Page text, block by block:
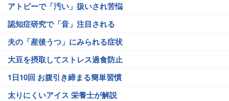
アトピーで「汚い」扱いされ苦悩
認知症研究で「音」注目される
夫の「産後うつ」にみられる症状
大豆を摂取してストレス過食防止
1日10回 お腹引き締まる簡単習慣
太りにくいアイス 栄養士が解説